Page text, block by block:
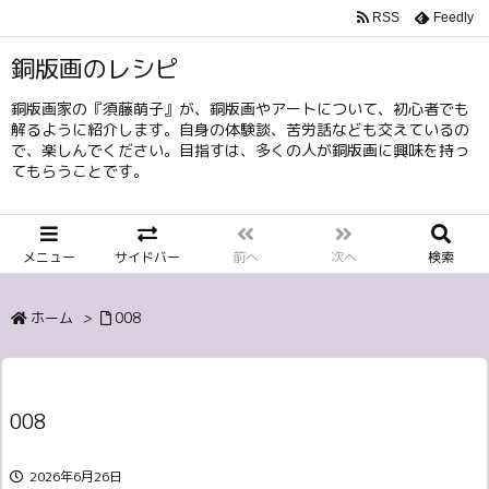
銅版画のレシピ
銅版画家の『須藤萌子』が、銅版画やアートについて、初心者でも
解るように紹介します。自身の体験談、苦労話なども交えているの
で、楽しんでください。目指すは、多くの人が銅版画に興味を持っ
てもらうことです。
メニュー サイドバー 前へ 次へ 検索
RSS Feedly
ホーム > 008
008
2026年6月26日